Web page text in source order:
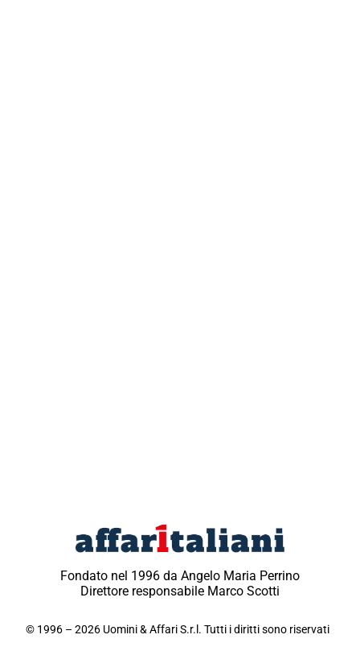
Fondato nel 1996 da Angelo Maria Perrino
Direttore responsabile Marco Scotti
© 1996 – 2026 Uomini & Affari S.r.l. Tutti i diritti sono riservati